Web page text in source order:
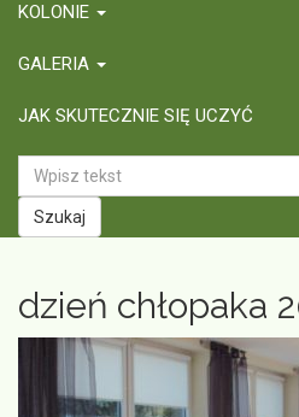
KOLONIE
GALERIA
JAK SKUTECZNIE SIĘ UCZYĆ
Szukaj
dzień chłopaka